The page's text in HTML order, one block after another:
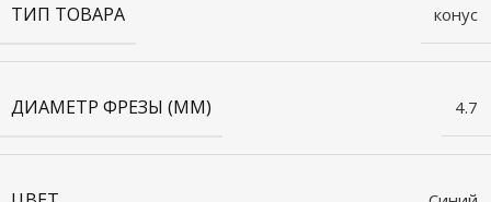
ТИП ТОВАРА конус
ДИАМЕТР ФРЕЗЫ (ММ) 4.7